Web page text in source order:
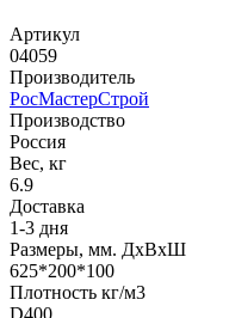
Артикул
04059
Производитель
РосМастерСтрой
Производство
Россия
Вес, кг
6.9
Доставка
1-3 дня
Размеры, мм. ДхВхШ
625*200*100
Плотность кг/м3
D400